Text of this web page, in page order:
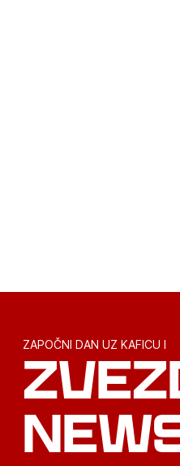
ZAPOČNI DAN UZ KAFICU I